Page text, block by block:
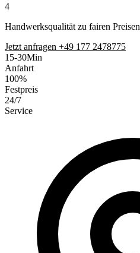
4
Handwerksqualität zu fairen Preisen
Jetzt anfragen +49 177 2478775
15-30Min
Anfahrt
100%
Festpreis
24/7
Service